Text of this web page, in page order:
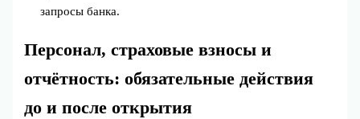
запросы банка.
Персонал, страховые взносы и
отчётность: обязательные действия
до и после открытия